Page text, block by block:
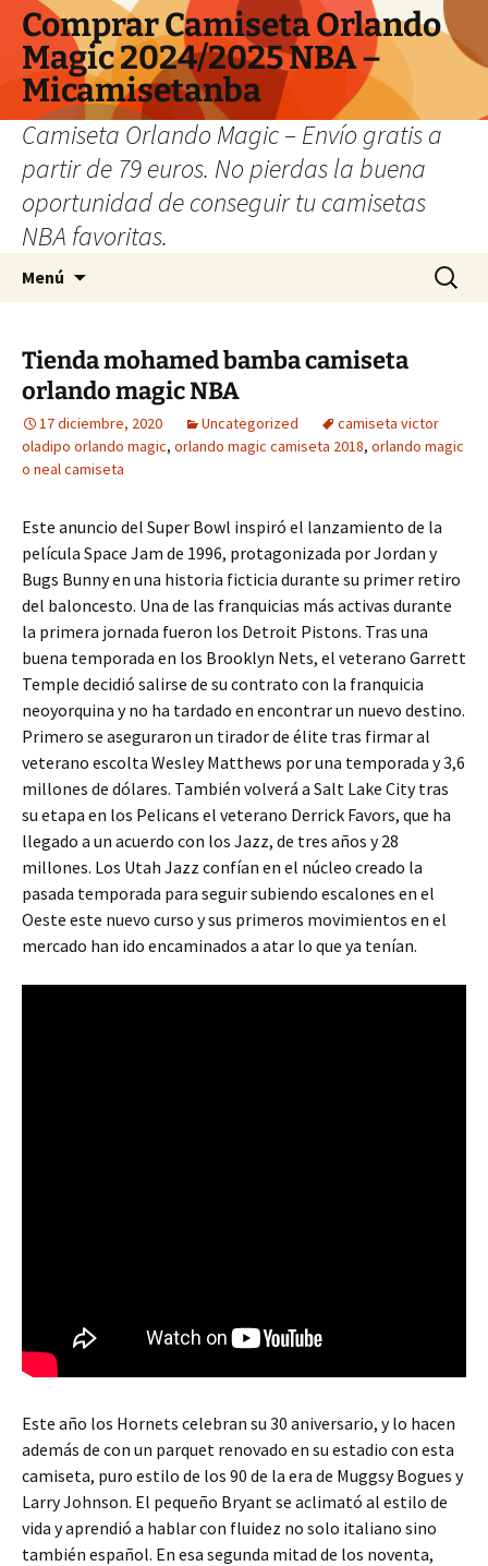
Comprar Camiseta Orlando
Magic 2024/2025 NBA –
Micamisetanba
Camiseta Orlando Magic – Envío gratis a
partir de 79 euros. No pierdas la buena
oportunidad de conseguir tu camisetas
NBA favoritas.
Menú Buscar:
Tienda mohamed bamba camiseta
orlando magic NBA
17 diciembre, 2020 Uncategorized
camiseta victor
oladipo orlando magic, orlando magic camiseta 2018, orlando magic
o neal camiseta
Este anuncio del Super Bowl inspiró el lanzamiento de la
película Space Jam de 1996, protagonizada por Jordan y
Bugs Bunny en una historia ficticia durante su primer retiro
del baloncesto. Una de las franquicias más activas durante
la primera jornada fueron los Detroit Pistons. Tras una
buena temporada en los Brooklyn Nets, el veterano Garrett
Temple decidió salirse de su contrato con la franquicia
neoyorquina y no ha tardado en encontrar un nuevo destino.
Primero se aseguraron un tirador de élite tras firmar al
veterano escolta Wesley Matthews por una temporada y 3,6
millones de dólares. También volverá a Salt Lake City tras
su etapa en los Pelicans el veterano Derrick Favors, que ha
llegado a un acuerdo con los Jazz, de tres años y 28
millones. Los Utah Jazz confían en el núcleo creado la
pasada temporada para seguir subiendo escalones en el
Oeste este nuevo curso y sus primeros movimientos en el
mercado han ido encaminados a atar lo que ya tenían.
Este año los Hornets celebran su 30 aniversario, y lo hacen
además de con un parquet renovado en su estadio con esta
camiseta, puro estilo de los 90 de la era de Muggsy Bogues y
Larry Johnson. El pequeño Bryant se aclimató al estilo de
vida y aprendió a hablar con fluidez no solo italiano sino
también español. En esa segunda mitad de los noventa,